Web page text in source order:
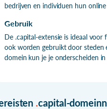
bedrijven en individuen hun
Gebruik
De .capital-extensie is ideaal voor
ook worden gebruikt door steden
domein kun je je onderscheiden
.capital-